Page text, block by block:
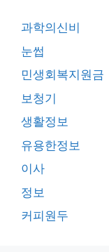
과학의신비
눈썹
민생회복지원금
보청기
생활정보
유용한정보
이사
정보
커피원두